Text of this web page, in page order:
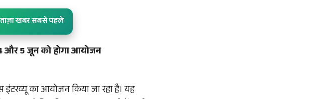
खबर सबसे पहले
और 5 जून को होगा आयोजन
का आयोजन किया जा रहा है। यह